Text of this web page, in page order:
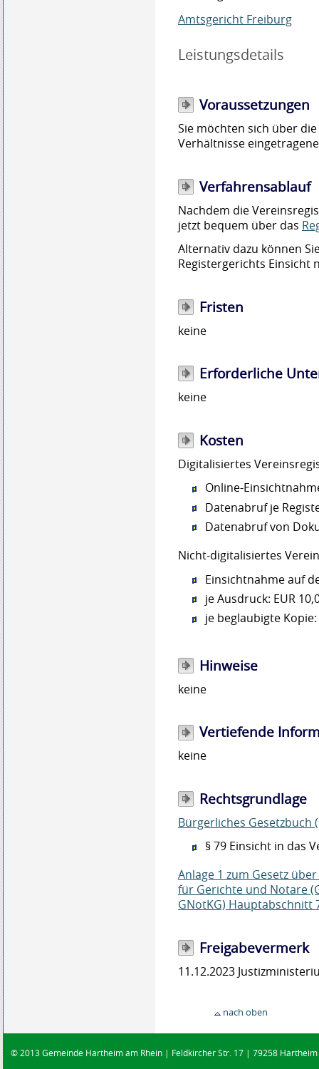
Amtsgericht Freiburg
Leistungsdetails
Voraussetzungen
Sie möchten sich über
Verhältnisse
Verfahrensablauf
Nachdem die
jetzt bequem über das
Alternativ dazu können
Registergerichts Einsicht
Fristen
keine
Erforderliche
keine
Kosten
Digitalisiertes
Online-
Datenabruf je
Datenabruf von
Nicht-digitalisiertes
Einsichtnahme auf
je Ausdruck: EUR
je beglaubigte Kopie:
Hinweise
keine
Vertiefende
keine
Rechtsgrundlage
Bürgerliches Gesetzbuch
§ 79 Einsicht in das
Anlage 1 zum Gesetz
für Gerichte und Notare
GNotKG) Hauptabschnitt
Freigabevermerk
11.12.2023
nach oben
© 2013 Gemeinde Hartheim am Rhein | Feldkircher Str. 17 | 79258